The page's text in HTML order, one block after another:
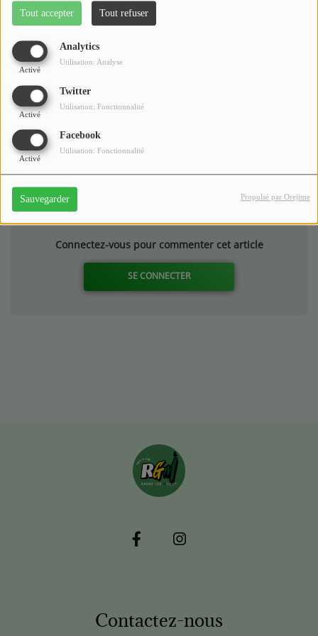
Tout accepter Tout refuser
Analytics
Activé
Utilisation: Analyse
Twitter
Activé
Utilisation: Fonctionnalité
Facebook
Activé
Utilisation: Fonctionnalité
Sauvegarder Propulsé par Orejime
Commentaires(0)
Connectez-vous pour commenter cet article
SE CONNECTER
Contactez-nous